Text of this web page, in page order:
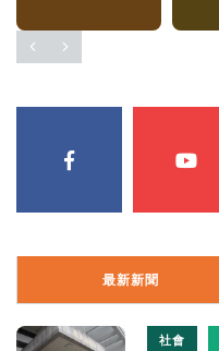
最新新聞
社會